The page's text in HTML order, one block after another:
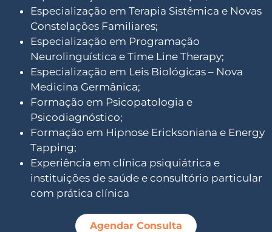
Especialização em Terapia Sistêmica e Novas
Constelações Familiares;
Especialização em Programação
Neurolinguística e Time Line Therapy;
Especialização em Leis Biológicas – Nova
Medicina Germânica;
Formação em Psicopatologia e
Psicodiagnóstico;
Formação em Hipnose Ericksoniana e Energy
Tapping;
Experiência em clínica psiquiátrica e
instituições de saúde e consultório particular
com prática clínica
Agendar Consulta